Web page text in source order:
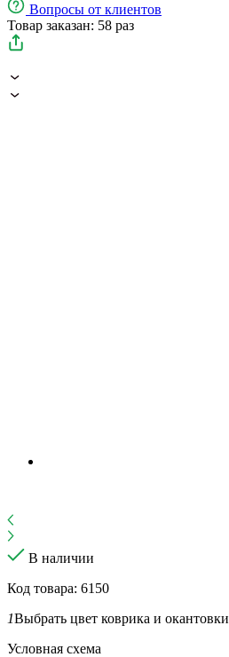
Вопросы от клиентов
Товар заказан: 58 раз
В наличии
Код товара: 6150
1Выбрать цвет коврика и окантовки
Условная схема